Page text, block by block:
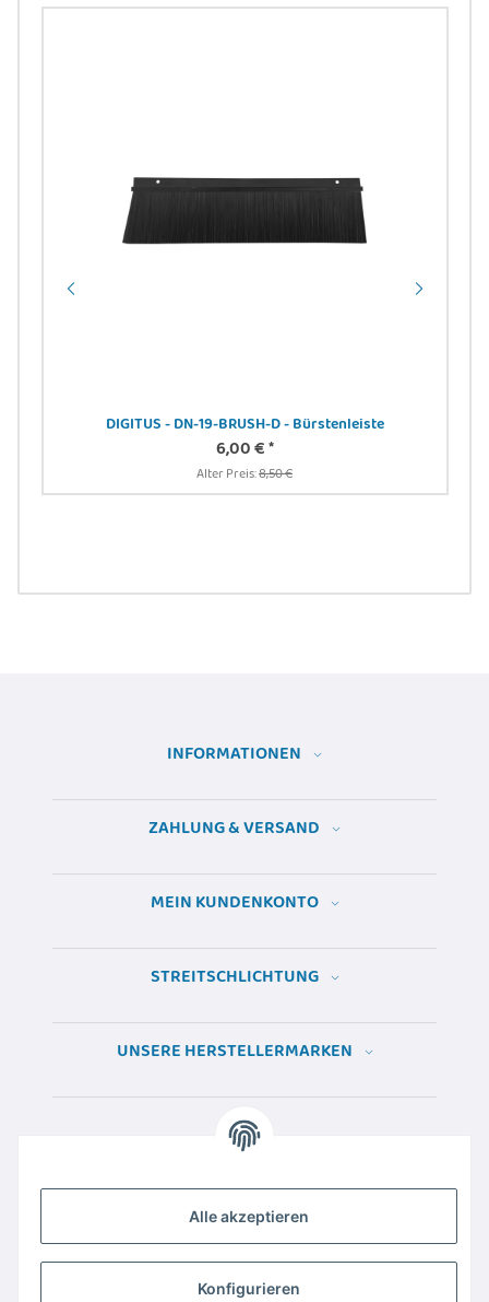
Alle akzeptieren
Konfigurieren
DIGITUS - DN-19-BRUSH-D - Bürstenleiste
6,00 €*
Alter Preis:8,50 €
INFORMATIONEN
ZAHLUNG & VERSAND
MEIN KUNDENKONTO
STREITSCHLICHTUNG
UNSERE HERSTELLERMARKEN